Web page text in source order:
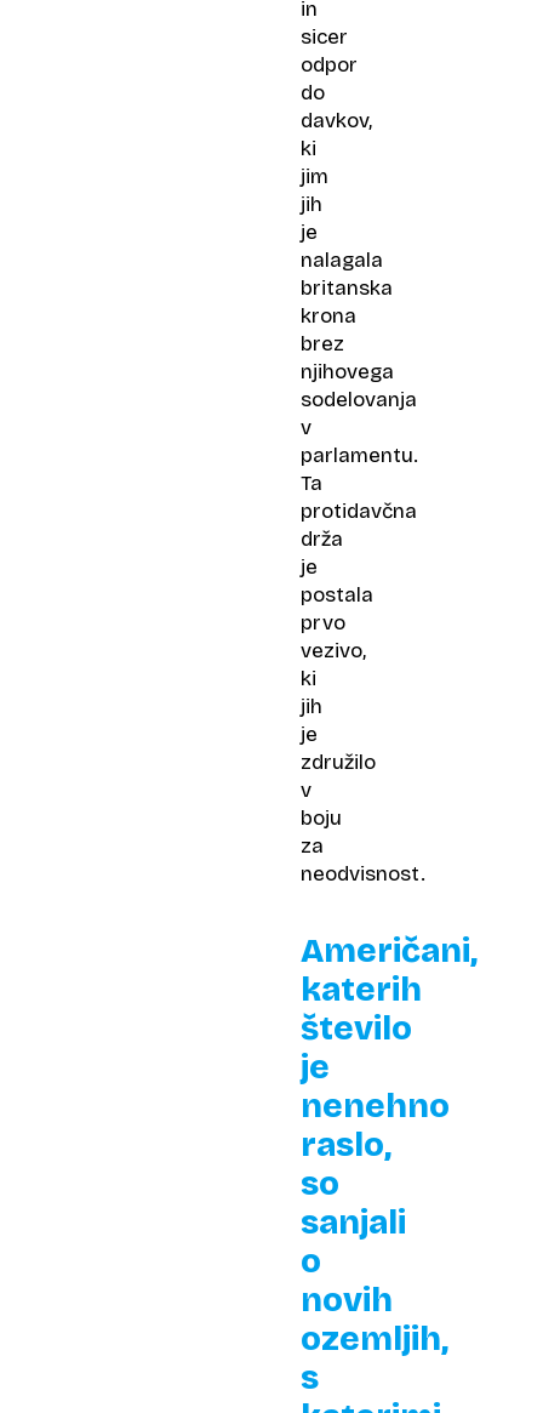
in
sicer
odpor
do
davkov,
ki
jim
jih
je
nalagala
britanska
krona
brez
njihovega
sodelovanja
v
parlamentu.
Ta
protidavčna
drža
je
postala
prvo
vezivo,
ki
jih
je
združilo
v
boju
za
neodvisnost.
Američani,
katerih
število
je
nenehno
raslo,
so
sanjali
o
novih
ozemljih,
s